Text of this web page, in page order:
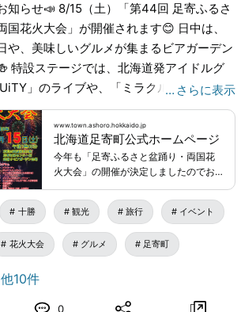
）「第44回 足寄ふるさ
花火大会」が開催されます😊 日中は、
や、美味しいグルメが集まるビアガーデン
グ
」のライブや、「ミラクルひかる」に
ショーが繰り広げられ、お祭りを盛り上げ
、家族みんなで笑顔になれる催しものが満
空を美しく染め上げます🎆 夏の夜風を感
別な夏のひとときを、ぜひ会場でご体感く
19：30～20：10予定） 🔶会場：町民
地および駐車場（出店・盆踊り・イベント
国橋南側河川敷（花火打上会場） 🔶お
寄ふるさと盆踊り・両国花火大会実行委員
… さらに表示
www.town.ashoro.hokkaido.jp
北海道足寄町公式ホームページ
今年も「足寄ふるさと盆踊り・両国花
火大会」の開催が決定しましたのでお
さと盆踊り・両国花火大会』 日時：
８月１５日（土）13：00～21：
00（花火打上時間 19：30
十勝 観光 旅行 イベント
花火大会 グルメ 足寄町
10件
0